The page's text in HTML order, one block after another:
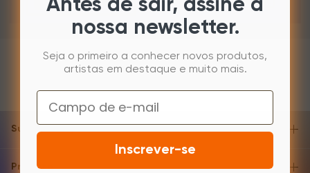
Suporte e Ajuda
Produto
Antes de sair, assine a
nossa newsletter.
Seja o primeiro a conhecer novos produtos,
artistas em destaque e muito mais.
Email
Inscrever-se